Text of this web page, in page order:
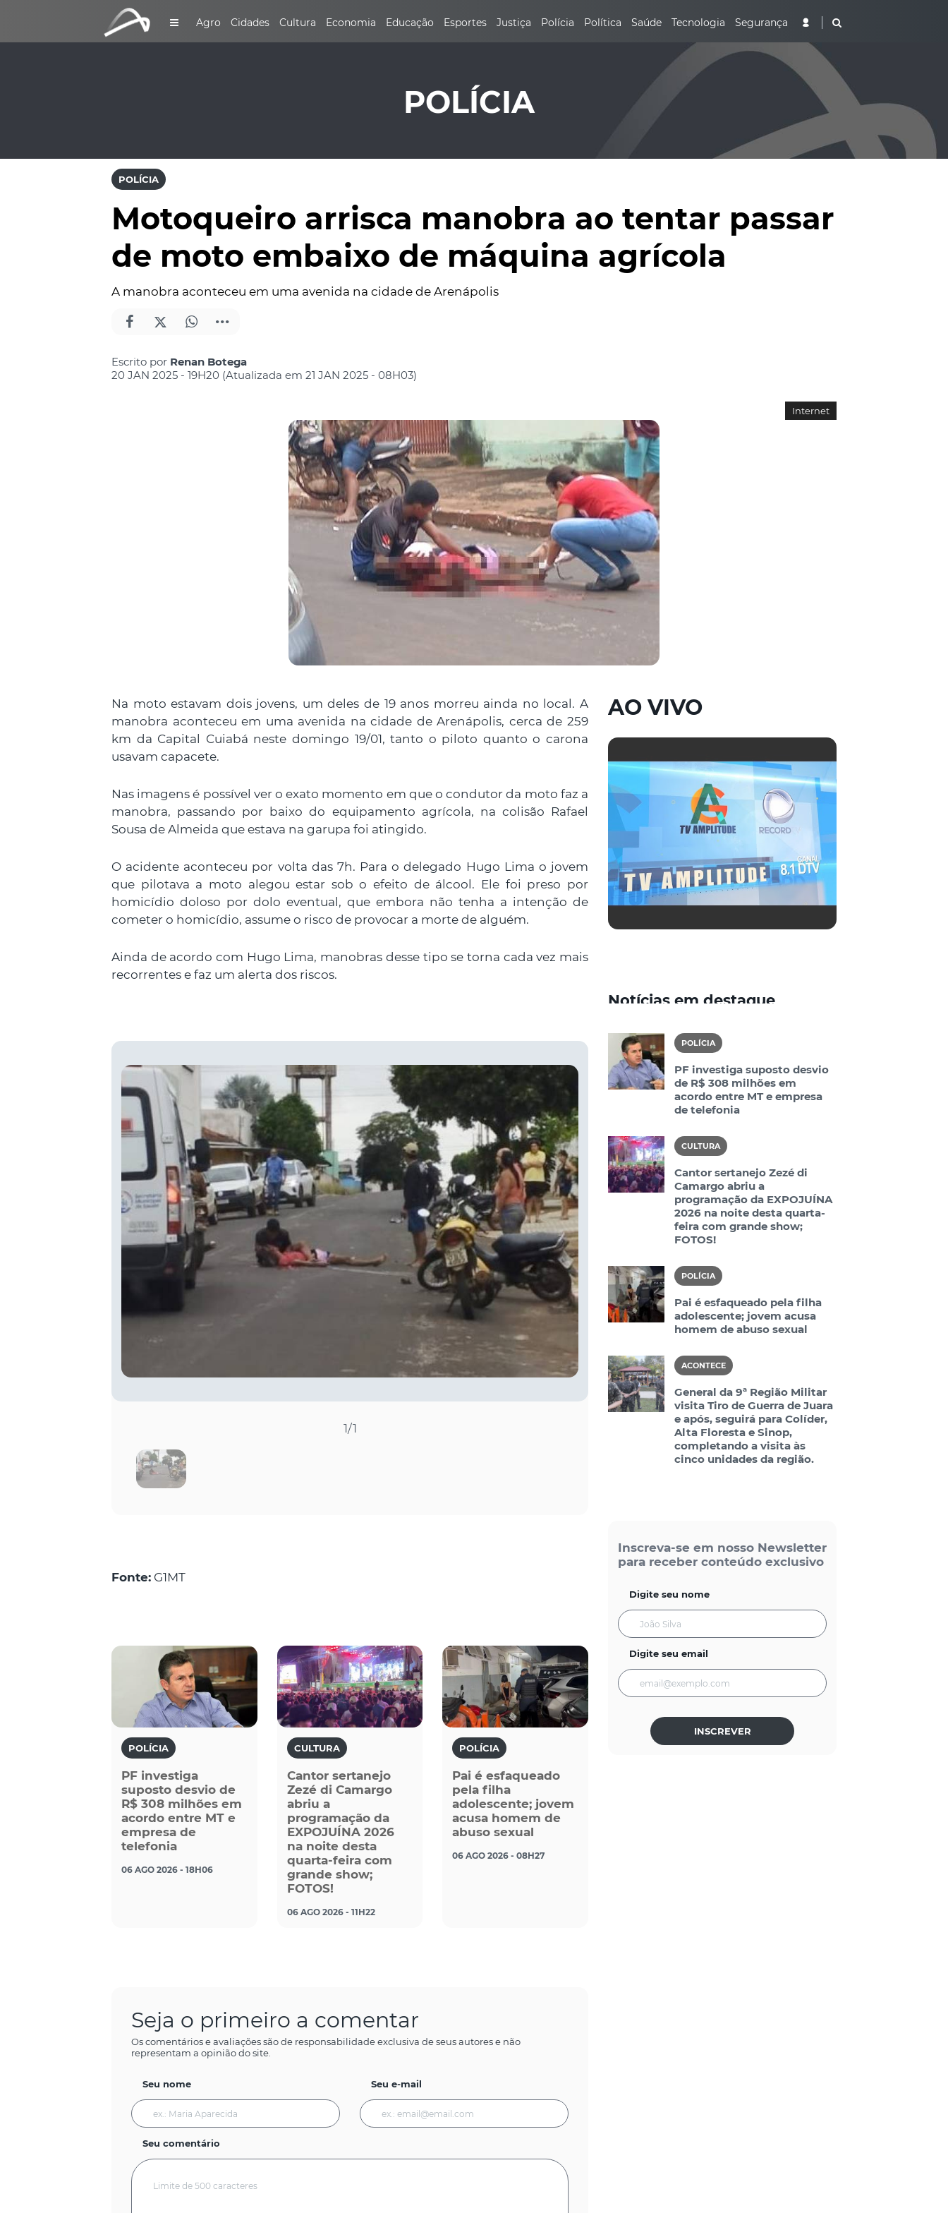
Agro Cidades Cultura Economia Educação Esportes Justiça Polícia Política Saúde Tecnologia Segurança
POLÍCIA
POLÍCIA
Motoqueiro arrisca manobra ao tentar passar
de moto embaixo de máquina agrícola
A manobra aconteceu em uma avenida na cidade de Arenápolis
Escrito por Renan Botega
20 JAN 2025 - 19H20 (Atualizada em 21 JAN 2025 - 08H03)
Internet
Na moto estavam dois jovens, um deles de 19 anos morreu ainda no local. A
manobra aconteceu em uma avenida na cidade de Arenápolis, cerca de 259
km da Capital Cuiabá neste domingo 19/01, tanto o piloto quanto o carona
usavam capacete.
Nas imagens é possível ver o exato momento em que o condutor da moto faz a
manobra, passando por baixo do equipamento agrícola, na colisão Rafael
Sousa de Almeida que estava na garupa foi atingido.
O acidente aconteceu por volta das 7h. Para o delegado Hugo Lima o jovem
que pilotava a moto alegou estar sob o efeito de álcool. Ele foi preso por
homicídio doloso por dolo eventual, que embora não tenha a intenção de
cometer o homicídio, assume o risco de provocar a morte de alguém.
Ainda de acordo com Hugo Lima, manobras desse tipo se torna cada vez mais
recorrentes e faz um alerta dos riscos.
1/1
Fonte: G1MT
POLÍCIA
PF investiga
suposto desvio de
R$ 308 milhões em
acordo entre MT e
empresa de
telefonia
06 AGO 2026 - 18H06
CULTURA
Cantor sertanejo
Zezé di Camargo
abriu a
programação da
EXPOJUÍNA 2026
na noite desta
quarta-feira com
grande show;
FOTOS!
06 AGO 2026 - 11H22
POLÍCIA
Pai é esfaqueado
pela filha
adolescente; jovem
acusa homem de
abuso sexual
06 AGO 2026 - 08H27
Seja o primeiro a comentar
Os comentários e avaliações são de responsabilidade exclusiva de seus autores e não
representam a opinião do site.
Seu nome Seu e-mail
Seu comentário
AO VIVO
POLÍCIA
PF investiga suposto desvio
de R$ 308 milhões em
acordo entre MT e empresa
de telefonia
CULTURA
Cantor sertanejo Zezé di
Camargo abriu a
programação da EXPOJUÍNA
2026 na noite desta quarta-
feira com grande show;
FOTOS!
POLÍCIA
Pai é esfaqueado pela filha
adolescente; jovem acusa
homem de abuso sexual
ACONTECE
General da 9ª Região Militar
visita Tiro de Guerra de Juara
e após, seguirá para Colíder,
Alta Floresta e Sinop,
completando a visita às
cinco unidades da região.
Inscreva-se em nosso Newsletter
para receber conteúdo exclusivo
Digite seu nome
Digite seu email
INSCREVER
Notícias em destaque